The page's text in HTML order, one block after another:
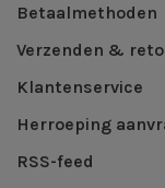
Betaalmethoden
Verzenden &
Klantenservice
Herroeping
RSS-feed